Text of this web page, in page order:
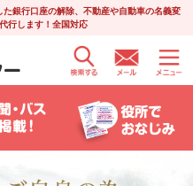
銀行口座の解除、不動産や自動車の名義変
行します！全国対応